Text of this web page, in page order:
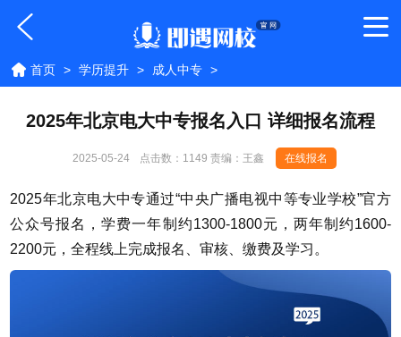
首页 > 学历提升 > 成人中专 >
2025年北京电大中专报名入口 详细报名流程
2025-05-24 点击数： 1149 责编：王鑫 在线报名
2025年北京电大中专通过“中央广播电视中等专业学校”官方
公众号报名，学费一年制约1300-1800元，两年制约1600-
2200元，全程线上完成报名、审核、缴费及学习。